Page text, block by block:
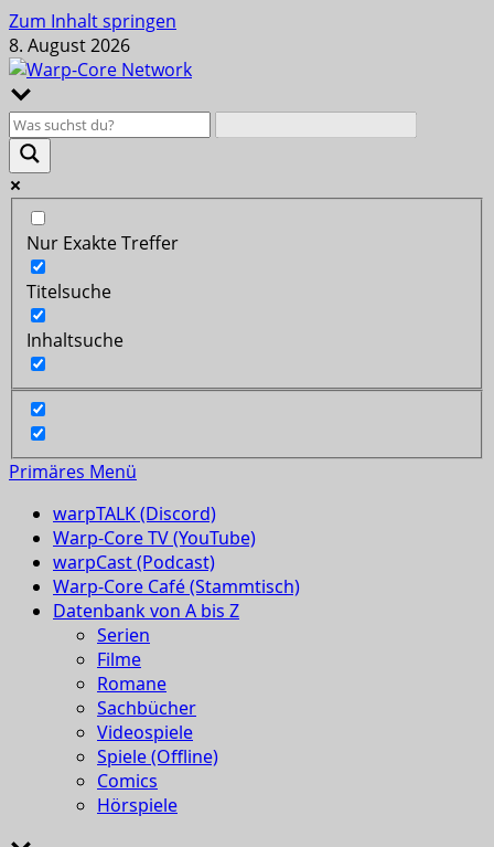
Zum Inhalt springen
8. August 2026
Nur Exakte Treffer
Titelsuche
Inhaltsuche
Primäres Menü
warpTALK (Discord)
Warp-Core TV (YouTube)
warpCast (Podcast)
Warp-Core Café (Stammtisch)
Datenbank von A bis Z
Serien
Filme
Romane
Sachbücher
Videospiele
Spiele (Offline)
Comics
Hörspiele